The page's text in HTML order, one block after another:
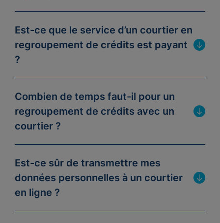
Est-ce que le service d’un courtier en
regroupement de crédits est payant
?
Combien de temps faut-il pour un
regroupement de crédits avec un
courtier ?
Est-ce sûr de transmettre mes
données personnelles à un courtier
en ligne ?